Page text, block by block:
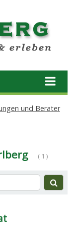
und Berater
( 1 )